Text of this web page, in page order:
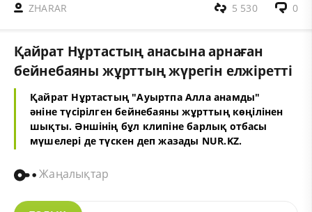
ZHARAR 0
5 530
Қайрат Нұртастың анасына арнаған
бейнебаяны жұрттың жүрегін елжіретті
Қайрат Нұртастың "Ауыртпа Алла анамды"
әніне түсірілген бейнебаяны жұрттың көңілінен
шықты. Әншінің бұл клипіне барлық отбасы
мүшелері де түскен деп жазады NUR.KZ.
Жаңалықтар